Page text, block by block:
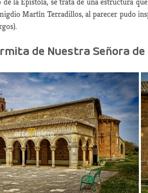
Martín Terradillos, al parecer pudo
de Nuestra Señora